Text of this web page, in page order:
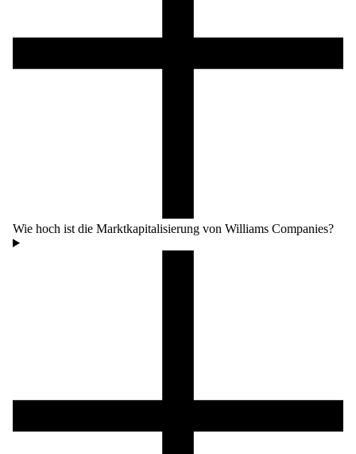
Wie hoch ist die Marktkapitalisierung von Williams Companies?